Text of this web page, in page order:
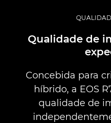
Qualidade de
Concebida para
híbrido, a EOS
qualidade de